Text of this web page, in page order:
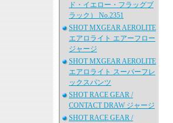
ド・イエロー・フラッグブ
ラック） No.2351
SHOT MXGEAR AEROLITE
エアロライト エアーフロー
ジャージ
SHOT MXGEAR AEROLITE
エアロライト スーパーフレ
ックスパンツ
SHOT RACE GEAR /
CONTACT DRAW ジャージ
SHOT RACE GEAR /